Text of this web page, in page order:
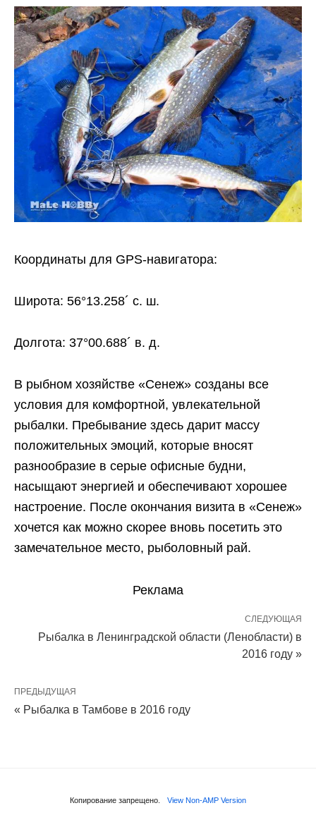
Координаты для GPS-навигатора:
Широта: 56°13.258´ с. ш.
Долгота: 37°00.688´ в. д.
В рыбном хозяйстве «Сенеж» созданы все
условия для комфортной, увлекательной
рыбалки. Пребывание здесь дарит массу
положительных эмоций, которые вносят
разнообразие в серые офисные будни,
насыщают энергией и обеспечивают хорошее
настроение. После окончания визита в «Сенеж»
хочется как можно скорее вновь посетить это
замечательное место, рыболовный рай.
Реклама
СЛЕДУЮЩАЯ
Рыбалка в Ленинградской области (Ленобласти) в
2016 году »
ПРЕДЫДУЩАЯ
« Рыбалка в Тамбове в 2016 году
Копирование запрещено. View Non-AMP Version